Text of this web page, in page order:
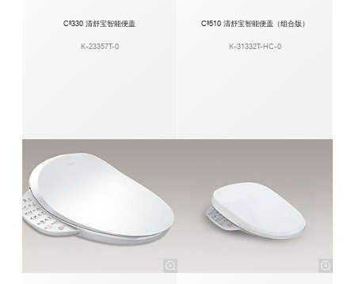
C³330 清舒宝智能便盖
K-23357T-0
C³510 清舒宝智能便盖（组合版）
K-31332T-HC-0